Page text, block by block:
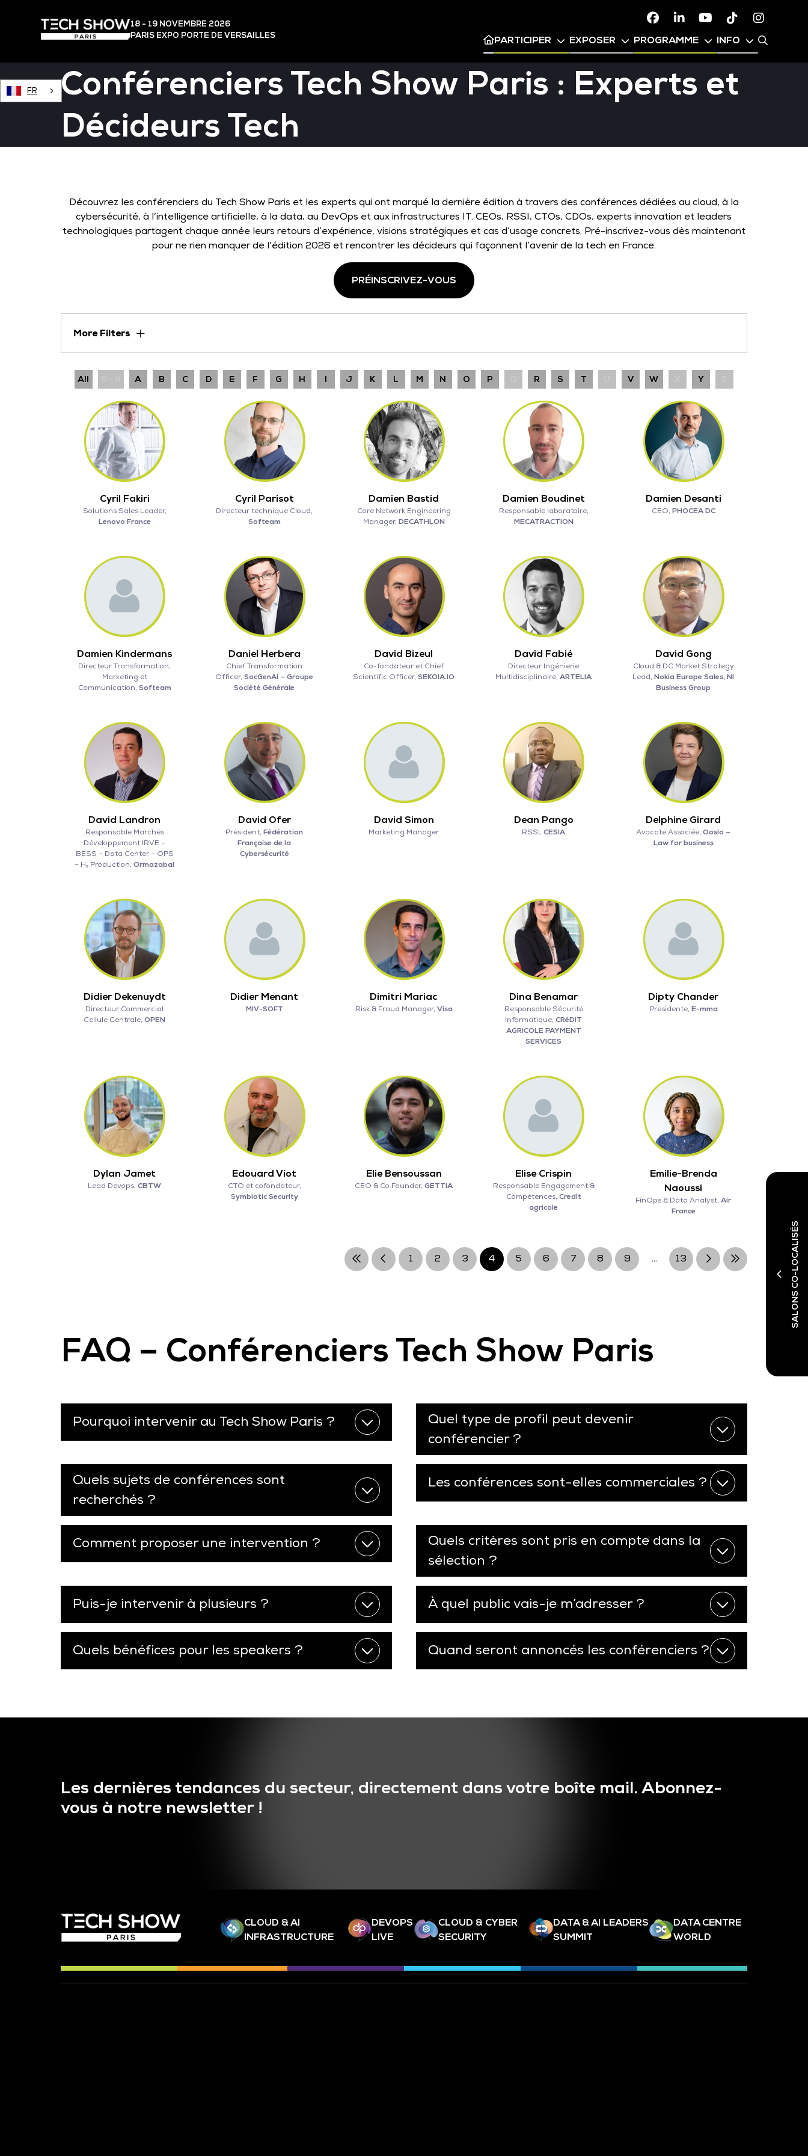
18 - 19 NOVEMBRE 2026
PARIS EXPO PORTE DE VERSAILLES
FacebookLinkedinYoutubeTikTok
PARTICIPER EXPOSER PROGRAMME INFO
FR
SALONS CO-LOCALISÉS
Conférenciers Tech Show Paris : Experts et
Décideurs Tech
Découvrez les conférenciers du Tech Show Paris et les experts qui ont marqué la dernière édition à travers des conférences dédiées au cloud, à la
cybersécurité, à l’intelligence artificielle, à la data, au DevOps et aux infrastructures IT. CEOs, RSSI, CTOs, CDOs, experts innovation et leaders
technologiques partagent chaque année leurs retours d’expérience, visions stratégiques et cas d’usage concrets. Pré-inscrivez-vous dès maintenant
pour ne rien manquer de l’édition 2026 et rencontrer les décideurs qui façonnent l’avenir de la tech en France.
PRÉINSCRIVEZ-VOUS
More Filters
All A B C D E F G H I J K L M N O P R S T V W Y
Cyril Fakiri
Solutions Sales Leader,
Lenovo France
Cyril Parisot
Directeur technique Cloud,
Softeam
Damien Bastid
Core Network Engineering
Manager, DECATHLON
Damien Boudinet
Responsable laboratoire,
MECATRACTION
Damien Desanti
CEO, PHOCEA DC
Damien Kindermans
Directeur Transformation,
Marketing et
Communication, Softeam
Daniel Herbera
Chief Transformation
Officer, SocGenAI – Groupe
Société Générale
David Bizeul
Co-fondateur et Chief
Scientific Officer,SEKOIA.IO
David Fabié
Directeur Ingénierie
Multidisciplinaire,ARTELIA
David Gong
Cloud & DC Market Strategy
Lead,Nokia Europe Sales, NI
Business Group
David Landron
Responsable Marchés
Développement IRVE –
BESS – Data Center – OPS
– H₂ Production,Ormazabal
David Ofer
Président, Fédération
Française de la
Cybersécurité
David Simon
Marketing Manager
Dean Pango
RSSI,CESIA
Delphine Girard
Avocate Associée,Ooslo –
Law for business
Didier Dekenuydt
Directeur Commercial
Cellule Centrale,OPEN
Didier Menant
MIV-SOFT
Dimitri Mariac
Risk & Fraud Manager, Visa
Dina Benamar
Responsable Sécurité
Informatique,CRéDIT
AGRICOLE PAYMENT
SERVICES
Dipty Chander
Presidente, E-mma
Dylan Jamet
Lead Devops,CBTW
Edouard Viot
CTO et cofondateur,
Symbiotic Security
Elie Bensoussan
CEO & Co Founder,GETTIA
Elise Crispin
Responsable Engagement &
Compétences, Credit
agricole
Emilie-Brenda
Naoussi
FinOps & Data Analyst,Air
France
1 2 3 4 5 6 7 8 9 ... 13
FAQ – Conférenciers Tech Show Paris
Pourquoi intervenir au Tech Show Paris ?
Quel type de profil peut devenir
conférencier ?
Quels sujets de conférences sont
recherchés ?
Les conférences sont-elles commerciales ?
Comment proposer une intervention ?
Quels critères sont pris en compte dans la
sélection ?
Puis-je intervenir à plusieurs ? À quel public vais-je m’adresser ?
Quels bénéfices pour les speakers ? Quand seront annoncés les conférenciers ?
Les dernières tendances du secteur, directement dans votre boîte mail. Abonnez-
vous à notre newsletter !
CLOUD & AI
INFRASTRUCTURE
DEVOPS
LIVE
CLOUD & CYBER
SECURITY
DATA & AI LEADERS
SUMMIT
DATA CENTRE
WORLD